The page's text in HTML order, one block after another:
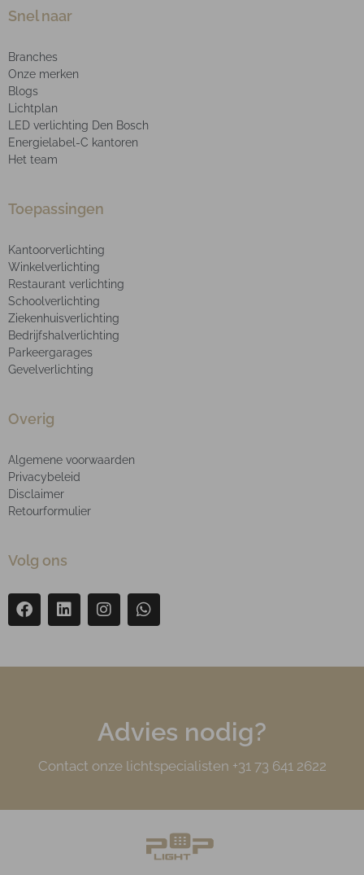
Snel naar
Branches
Onze merken
Blogs
Lichtplan
LED verlichting Den Bosch
Energielabel-C kantoren
Het team
Toepassingen
Kantoorverlichting
Winkelverlichting
Restaurant verlichting
Schoolverlichting
Ziekenhuisverlichting
Bedrijfshalverlichting
Parkeergarages
Gevelverlichting
Overig
Algemene voorwaarden
Privacybeleid
Disclaimer
Retourformulier
Volg ons
Advies nodig?
Contact onze lichtspecialisten +31 73 641 2622